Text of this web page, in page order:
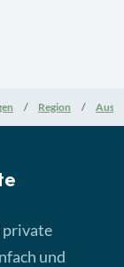
Region
private
und